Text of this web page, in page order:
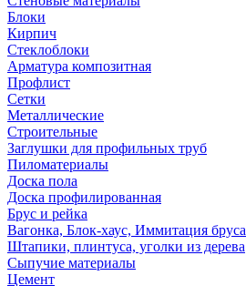
Блоки
Кирпич
Стеклоблоки
Арматура композитная
Профлист
Сетки
Металлические
Строительные
Заглушки для профильных труб
Пиломатериалы
Доска пола
Доска профилированная
Брус и рейка
Вагонка, Блок-хаус, Иммитация бруса
Штапики, плинтуса, уголки из дерева
Сыпучие материалы
Цемент